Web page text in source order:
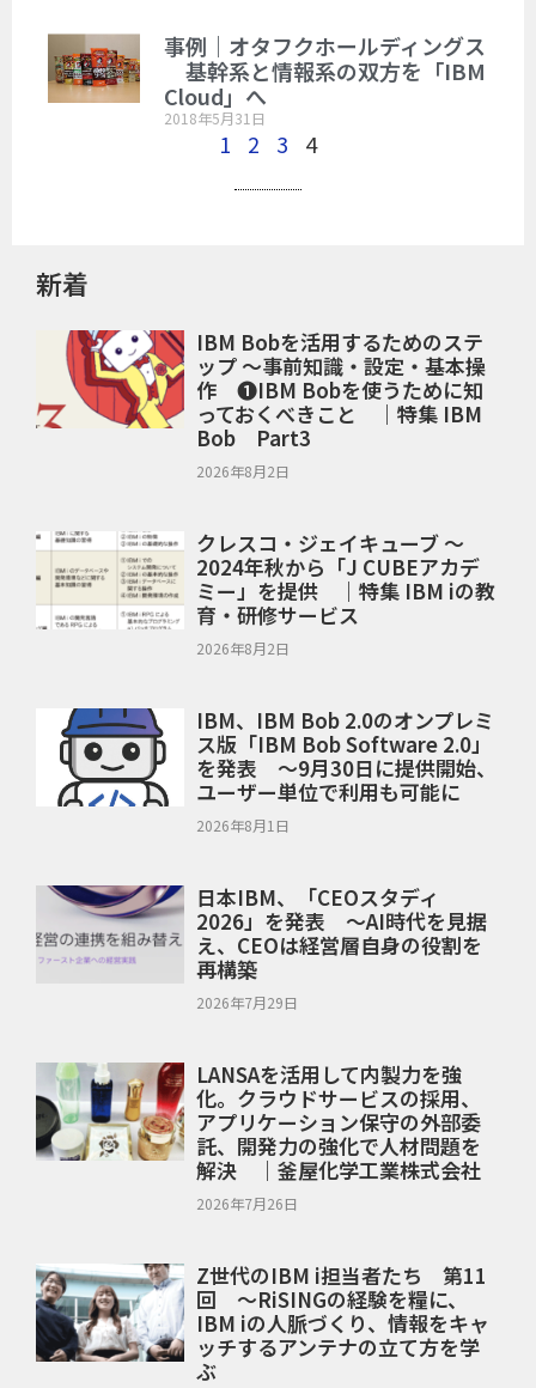
事例｜オタフクホールディングス
基幹系と情報系の双方を「IBM
Cloud」へ
2018年5月31日
1 2 3 4
新着
IBM Bobを活用するためのステ
ップ ～事前知識・設定・基本操
作 ❶IBM Bobを使うために知
っておくべきこと ｜特集 IBM
Bob Part3
2026年8月2日
クレスコ・ジェイキューブ ～
2024年秋から「J CUBEアカデ
ミー」を提供 ｜特集 IBM iの教
育・研修サービス
2026年8月2日
IBM、IBM Bob 2.0のオンプレミ
ス版「IBM Bob Software 2.0」
を発表 ～9月30日に提供開始、
ユーザー単位で利用も可能に
2026年8月1日
日本IBM、「CEOスタディ
2026」を発表 ～AI時代を見据
え、CEOは経営層自身の役割を
再構築
2026年7月29日
LANSAを活用して内製力を強
化。クラウドサービスの採用、
アプリケーション保守の外部委
託、開発力の強化で人材問題を
解決 ｜釜屋化学工業株式会社
2026年7月26日
Z世代のIBM i担当者たち 第11
回 ～RiSINGの経験を糧に、
IBM iの人脈づくり、情報をキャ
ッチするアンテナの立て方を学
ぶ